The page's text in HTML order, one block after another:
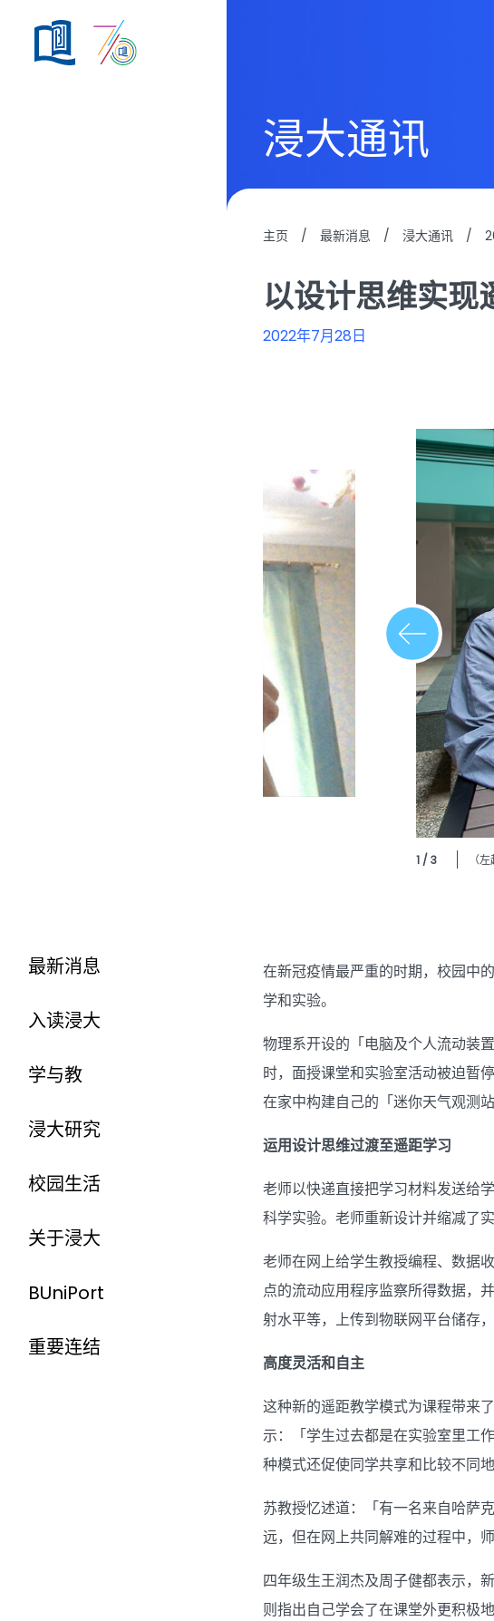
最新消息
入读浸大
学与教
浸大研究
校园生活
关于浸大
BUniPort
重要连结
浸大通讯
主页 / 最新消息 / 浸大通讯 /
以设计思维实现
2022年7月28日
1 / 3 （
在新冠疫情最严重的时期，校园中
学和实验。
物理系开设的「电脑及个人流动装
时，面授课堂和实验室活动被迫暂
在家中构建自己的「迷你天气观测
运用设计思维过渡至遥距学习
老师以快递直接把学习材料发送给
科学实验。老师重新设计并缩减了
老师在网上给学生教授编程、数据
点的流动应用程序监察所得数据，
射水平等，上传到物联网平台储存
高度灵活和自主
这种新的遥距教学模式为课程带来
示：「学生过去都是在实验室里工
种模式还促使同学共享和比较不同
苏教授忆述道：「有一名来自哈萨
远，但在网上共同解难的过程中，
四年级生王润杰及周子健都表示，
则指出自己学会了在课堂外更积极